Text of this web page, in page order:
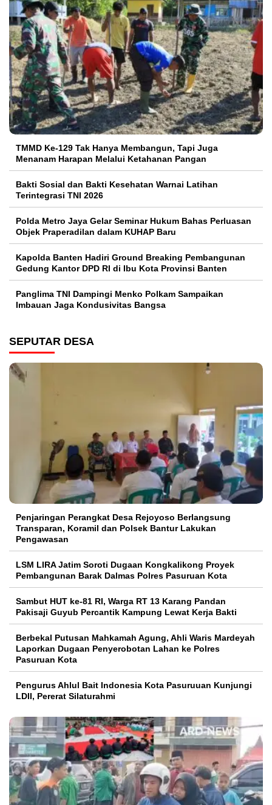
TMMD Ke-129 Tak Hanya Membangun, Tapi Juga
Menanam Harapan Melalui Ketahanan Pangan
Bakti Sosial dan Bakti Kesehatan Warnai Latihan
Terintegrasi TNI 2026
Polda Metro Jaya Gelar Seminar Hukum Bahas Perluasan
Objek Praperadilan dalam KUHAP Baru
Kapolda Banten Hadiri Ground Breaking Pembangunan
Gedung Kantor DPD RI di Ibu Kota Provinsi Banten
Panglima TNI Dampingi Menko Polkam Sampaikan
Imbauan Jaga Kondusivitas Bangsa
SEPUTAR DESA
Penjaringan Perangkat Desa Rejoyoso Berlangsung
Transparan, Koramil dan Polsek Bantur Lakukan
Pengawasan
LSM LIRA Jatim Soroti Dugaan Kongkalikong Proyek
Pembangunan Barak Dalmas Polres Pasuruan Kota
Sambut HUT ke-81 RI, Warga RT 13 Karang Pandan
Pakisaji Guyub Percantik Kampung Lewat Kerja Bakti
Berbekal Putusan Mahkamah Agung, Ahli Waris Mardeyah
Laporkan Dugaan Penyerobotan Lahan ke Polres
Pasuruan Kota
Pengurus Ahlul Bait Indonesia Kota Pasuruuan Kunjungi
LDII, Pererat Silaturahmi